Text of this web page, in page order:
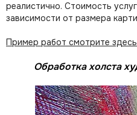
реалистично. Стоимость
зависимости от размера
Пример работ смотрите
Обработка холста